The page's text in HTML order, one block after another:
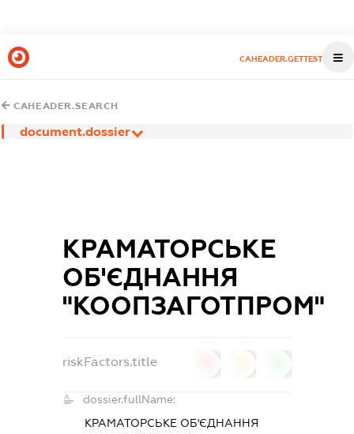
CAHEADER.GETTEST
CAHEADER.SEARCH
document.dossier
КРАМАТОРСЬКЕ
ОБ'ЄДНАННЯ
"КООПЗАГОТПРОМ"
riskFactors.title
dossier.fullName:
КРАМАТОРСЬКЕ ОБ'ЄДНАННЯ